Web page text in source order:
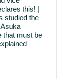
this! |
studied the
Asuka
that must be